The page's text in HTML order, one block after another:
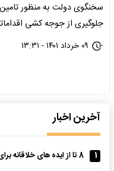
سخنگوی دولت به منظور
جلوگیری از جوجه کشی
۰۹ خرداد ۱۴۰۱ - ۱۳:۳۱
آخرین اخبار
1
8 تا از ایده های خلاقانه برای جذب مشتری کافه [کاربردی]